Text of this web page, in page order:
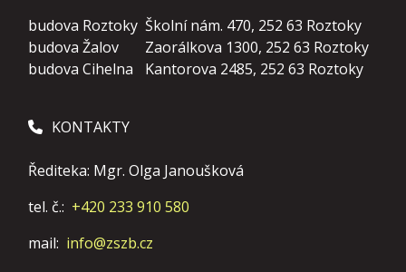
budova Roztoky Školní nám. 470, 252 63 Roztoky
budova Žalov
Zaorálkova 1300, 252 63 Roztoky
budova Cihelna
Kantorova 2485, 252 63 Roztoky
KONTAKTY
Řediteka: Mgr. Olga Janoušková
tel. č.: +420 233 910 580
mail: info@zszb.cz